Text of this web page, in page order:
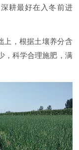
耕最好在入冬前进
，根据土壤养分含
，科学合理施肥，满